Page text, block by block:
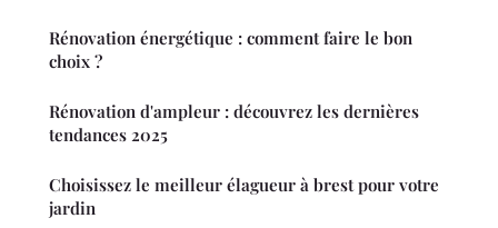
Rénovation énergétique : comment faire le bon
choix ?
Rénovation d'ampleur : découvrez les dernières
tendances 2025
Choisissez le meilleur élagueur à brest pour votre
jardin